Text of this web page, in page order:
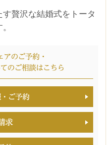
す贅沢な結婚式をトータ